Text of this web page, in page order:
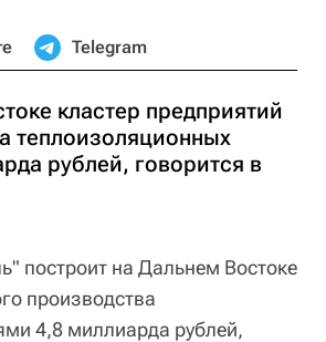
Telegram
кластер предприятий
теплоизоляционных
рублей, говорится в
построит на Дальнем Востоке
производства
4,8 миллиарда рублей,